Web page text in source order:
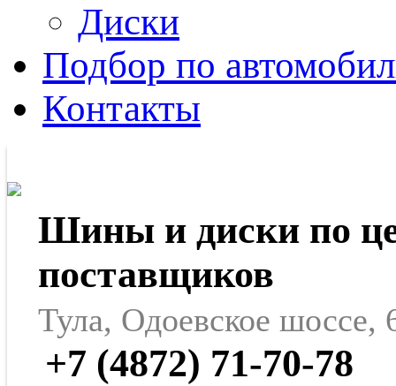
Диски
Подбор по
Контакты
Шины и диски по
поставщиков
Тула, Одоевское шоссе,
+7 (4872) 71-70-78